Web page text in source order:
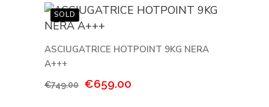
ASCIUGATRICE HOTPOINT 9KG NERA
A+++
€749.00
Il
€659.00